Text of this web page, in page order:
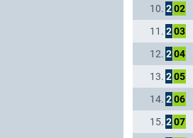
10. 202
11. 203
12. 204
13. 205
14. 206
15. 207